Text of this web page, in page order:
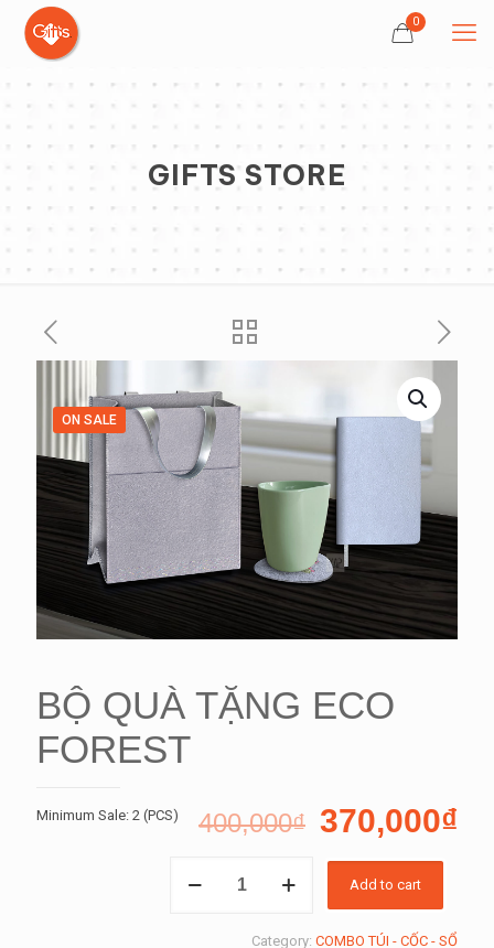
0
GIFTS STORE
ON SALE
BỘ QUÀ TẶNG ECO
FOREST
400,000₫ 370,000₫
Minimum Sale: 2 (PCS)
QUÀ
Add to cart
Category: COMBO TÚI - CỐC - SỔ